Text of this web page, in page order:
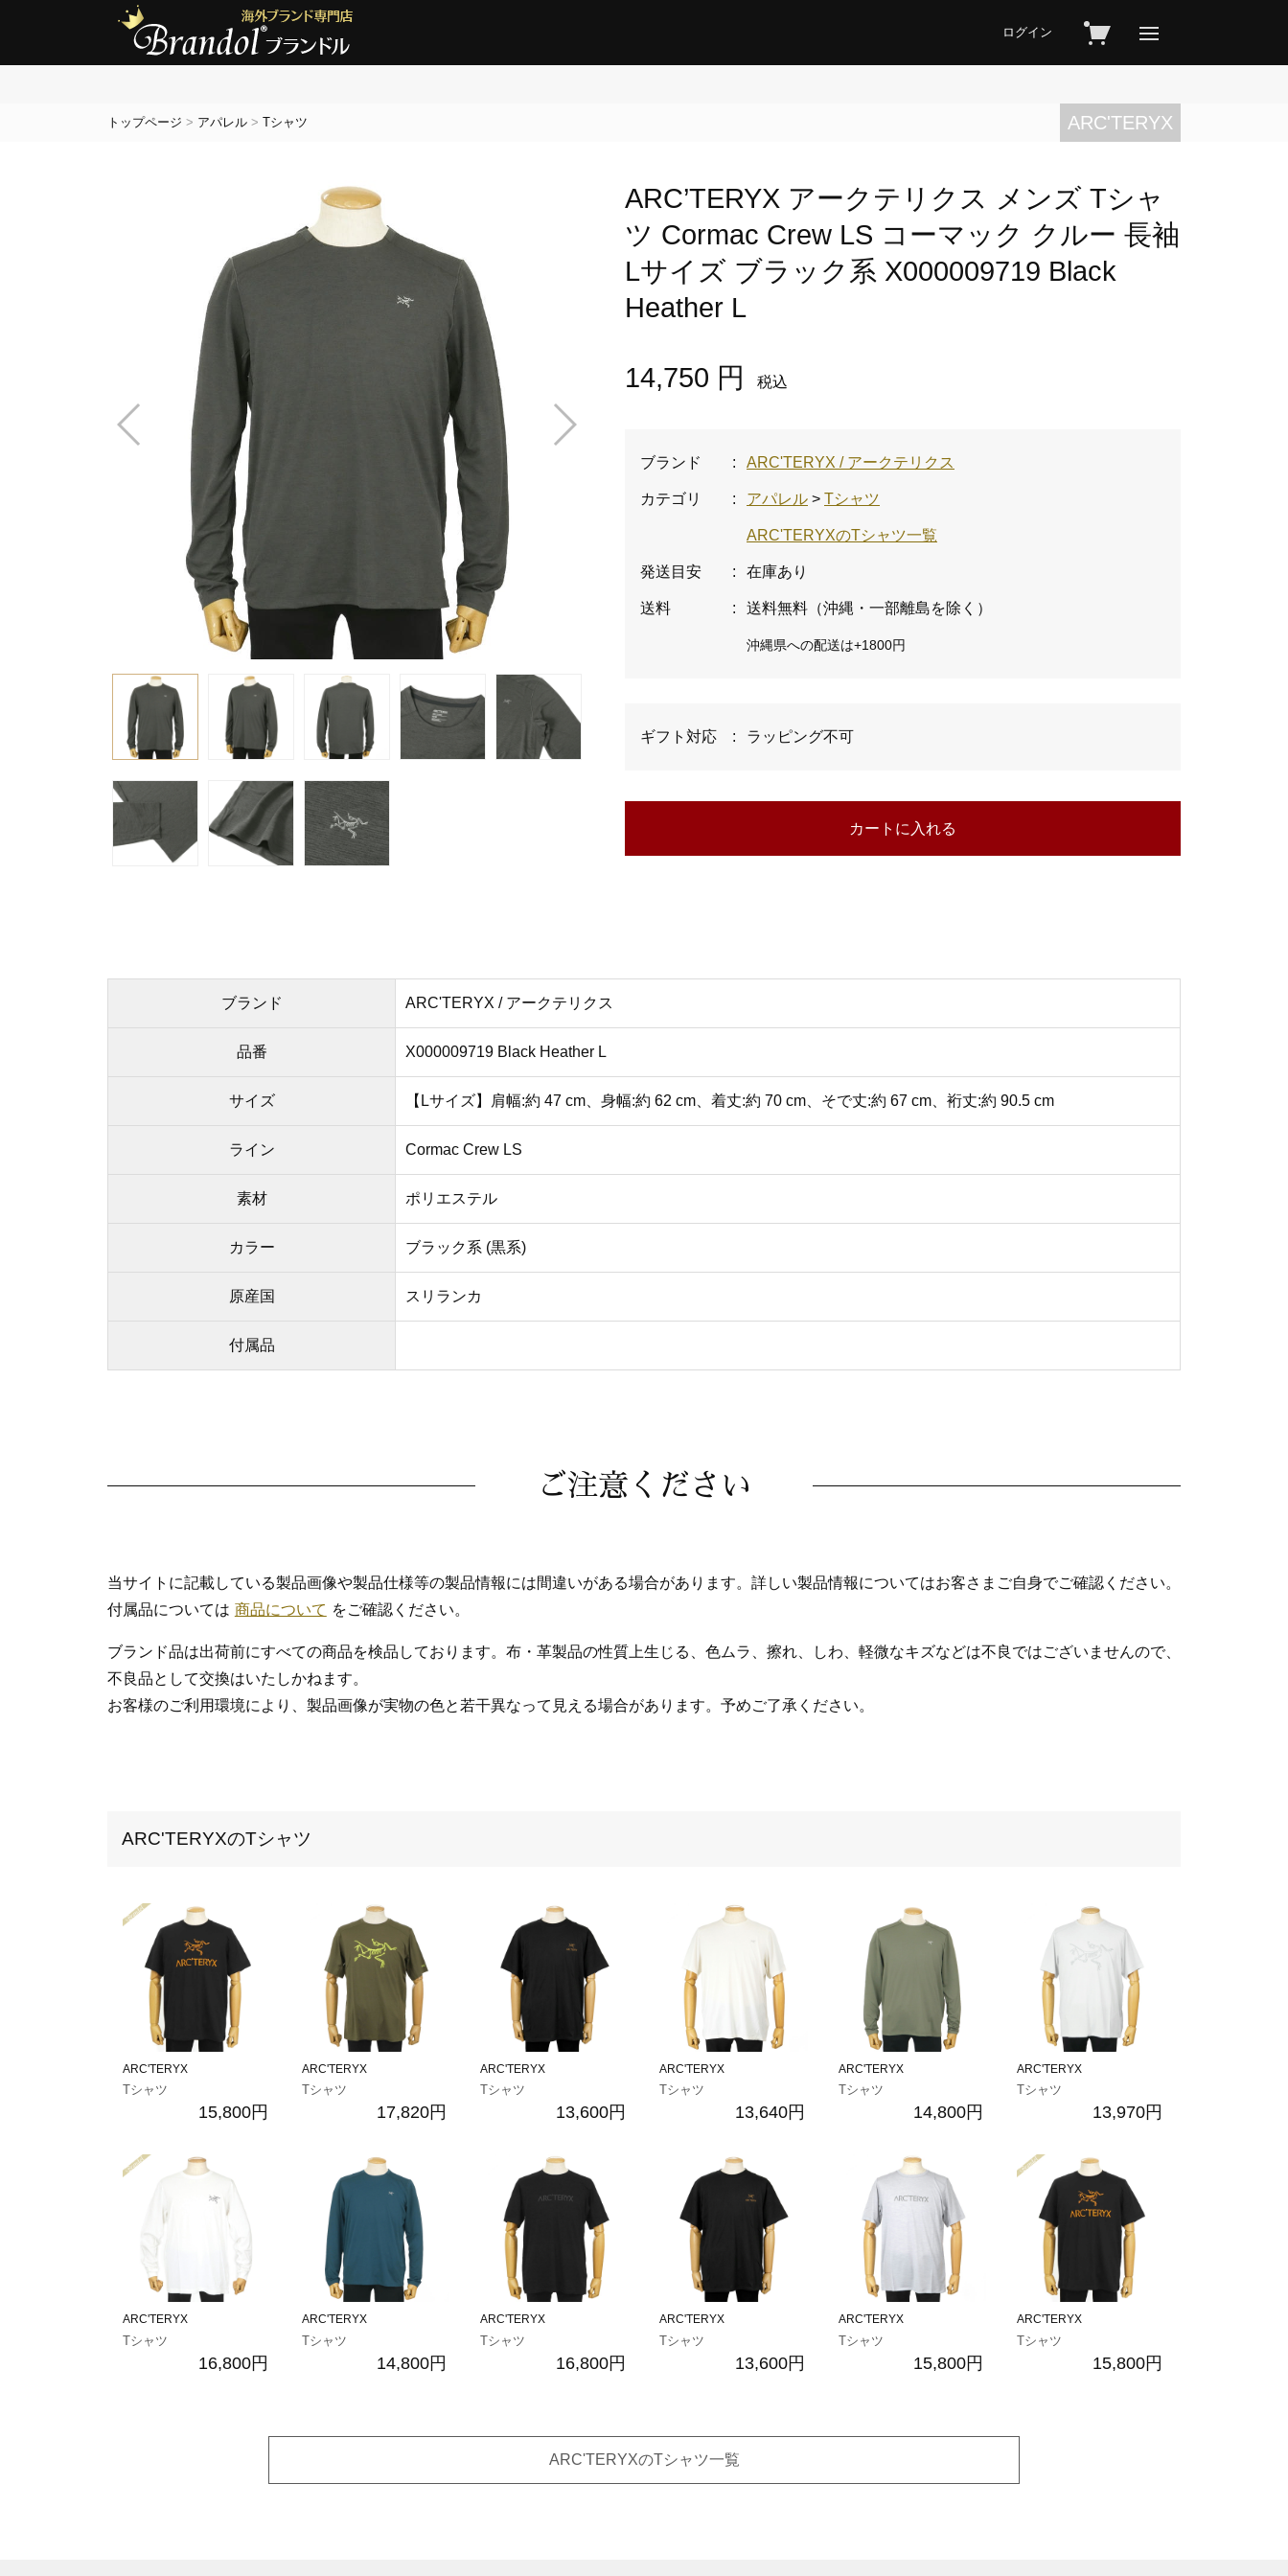
ログイン
トップページ > アパレル > Tシャツ ARC'TERYX
ARC’TERYX アークテリクス メンズ Tシャ
ツ Cormac Crew LS コーマック クルー 長袖
Lサイズ ブラック系 X000009719 Black
Heather L
14,750 円 税込
ブランド : ARC'TERYX / アークテリクス
カテゴリ : アパレル > Tシャツ
ARC'TERYXのTシャツ一覧
発送目安 : 在庫あり
送料 : 送料無料（沖縄・一部離島を除く）
沖縄県への配送は+1800円
ギフト対応 : ラッピング不可
カートに入れる
ブランド ARC'TERYX / アークテリクス
品番 X000009719 Black Heather L
サイズ 【Lサイズ】肩幅:約 47 cm、身幅:約 62 cm、着丈:約 70 cm、そで丈:約 67 cm、裄丈:約 90.5 cm
ライン Cormac Crew LS
素材 ポリエステル
カラー ブラック系 (黒系)
原産国 スリランカ
付属品
ご注意ください
当サイトに記載している製品画像や製品仕様等の製品情報には間違いがある場合があります。詳しい製品情報についてはお客さまご自身でご確認ください。
付属品については 商品について をご確認ください。
ブランド品は出荷前にすべての商品を検品しております。布・革製品の性質上生じる、色ムラ、擦れ、しわ、軽微なキズなどは不良ではございませんので、
不良品として交換はいたしかねます。
お客様のご利用環境により、製品画像が実物の色と若干異なって見える場合があります。予めご了承ください。
ARC'TERYXのTシャツ
ARC'TERYX
Tシャツ
15,800円
ARC'TERYX
Tシャツ
17,820円
ARC'TERYX
Tシャツ
13,600円
ARC'TERYX
Tシャツ
13,640円
ARC'TERYX
Tシャツ
14,800円
ARC'TERYX
Tシャツ
13,970円
ARC'TERYX
Tシャツ
16,800円
ARC'TERYX
Tシャツ
14,800円
ARC'TERYX
Tシャツ
16,800円
ARC'TERYX
Tシャツ
13,600円
ARC'TERYX
Tシャツ
15,800円
ARC'TERYX
Tシャツ
15,800円
ARC'TERYXのTシャツ一覧